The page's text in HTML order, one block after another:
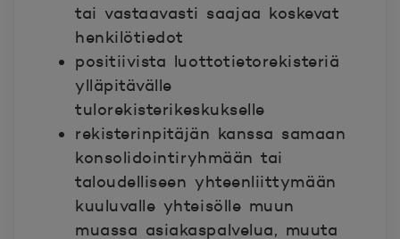
tai vastaavasti saajaa koskevat
henkilötiedot
positiivista luottotietorekisteriä
ylläpitävälle
tulorekisterikeskukselle
rekisterinpitäjän kanssa samaan
konsolidointiryhmään tai
taloudelliseen yhteenliittymään
kuuluvalle yhteisölle muun
muassa asiakaspalvelua, muuta